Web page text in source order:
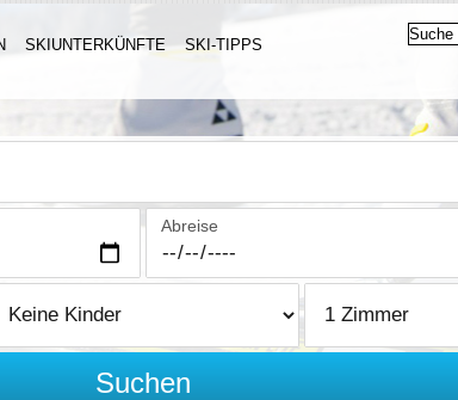
SKIUNTERKÜNFTE SKI-TIPPS
Abreise
Suchen